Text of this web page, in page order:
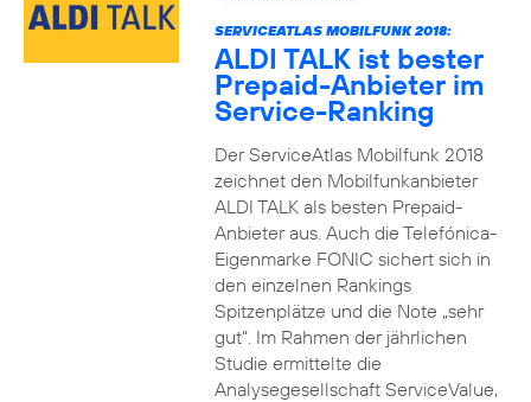
SERVICEATLAS MOBILFUNK 2018:
ALDI TALK ist bester
Prepaid-Anbieter im
Service-Ranking
Der ServiceAtlas Mobilfunk 2018
zeichnet den Mobilfunkanbieter
ALDI TALK als besten Prepaid-
Anbieter aus. Auch die Telefónica-
Eigenmarke FONIC sichert sich in
den einzelnen Rankings
Spitzenplätze und die Note „sehr
gut“. Im Rahmen der jährlichen
Studie ermittelte die
Analysegesellschaft ServiceValue,